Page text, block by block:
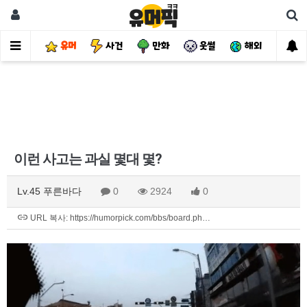
유머 사건 만화 웃썰 해외 핫
이런 사고는 과실 몇대 몇?
Lv.45 푸른바다 0 2924 0
URL 복사: https://humorpick.com/bbs/board.ph…